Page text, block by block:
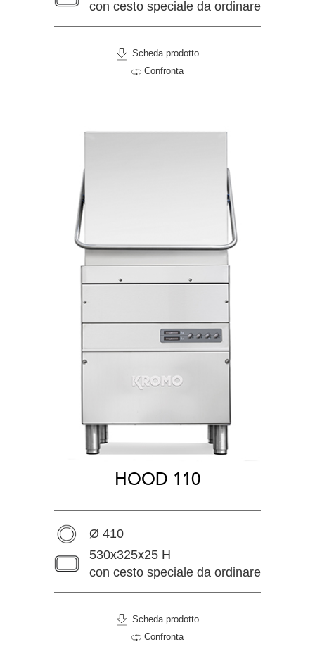
con cesto speciale da ordinare
Scheda prodotto
Confronta
HOOD 110
Ø 410
530x325x25 H
con cesto speciale da ordinare
Scheda prodotto
Confronta